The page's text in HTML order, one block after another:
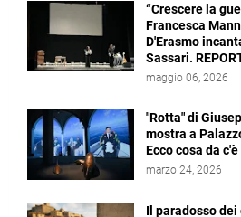
“Crescere la
Francesca
D'Erasmo
Sassari.
maggio 06, 2026
"Rotta" di
mostra a
Ecco cosa da
marzo 24, 2026
Il paradosso